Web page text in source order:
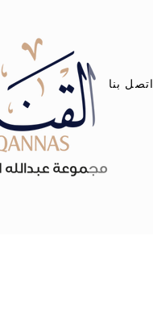
اتصل بنا